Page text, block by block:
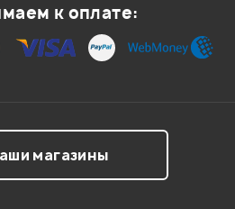
к оплате:
магазины